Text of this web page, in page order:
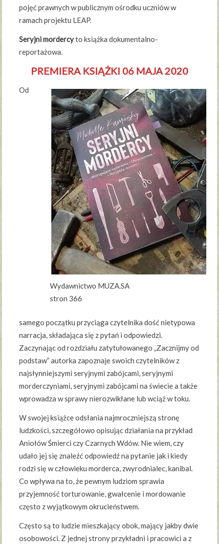
pojęć prawnych w publicznym ośrodku uczniów w
ramach projektu LEAP.
Seryjni mordercyto książka dokumentalno-
reportażowa.
PREMIERA KSIĄŻKI 06 MAJA 2020
Wydawnictwo MUZA.SA
stron 366
Od
samego początku przyciąga czytelnika dość nietypowa
narracja, składająca się z pytań i odpowiedzi.
Zaczynając od rozdziału zatytułowanego „Zacznijmy od
podstaw” autorka zapoznaje swoich czytelników z
najsłynniejszymi seryjnymi zabójcami, seryjnymi
morderczyniami, seryjnymi zabójcami na świecie a także
wprowadza w sprawy nierozwikłane lub wciąż w toku.
W swojej książce odsłania najmroczniejszą stronę
ludzkości, szczegółowo opisując działania na przykład
Aniołów Śmierci czy Czarnych Wdów. Nie wiem, czy
udało jej się znaleźć odpowiedź na pytanie jak i kiedy
rodzi się w człowieku morderca, zwyrodnialec, kanibal.
Co wpływa na to, że pewnym ludziom sprawia
przyjemność torturowanie, gwałcenie i mordowanie
często z wyjątkowym okrucieństwem.
Często są to ludzie mieszkający obok, mający jakby dwie
osobowości. Z jednej strony przykładni i pracowici a z